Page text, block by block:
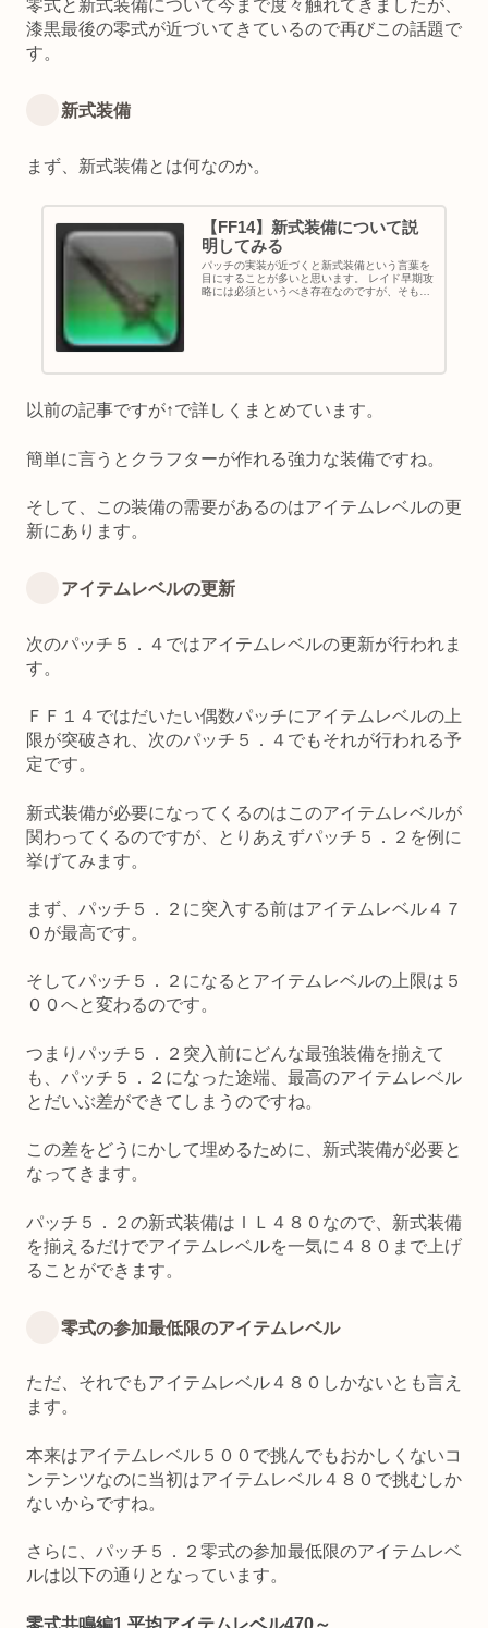
零式と新式装備について今まで度々触れてきましたが、
漆黒最後の零式が近づいてきているので再びこの話題で
す。
新式装備
まず、新式装備とは何なのか。
【FF14】新式装備について説
明してみる
パッチの実装が近づくと新式装備という言葉を
目にすることが多いと思います。 レイド早期攻
略には必須というべき存在なのですが、そもそ
以前の記事ですが↑で詳しくまとめています。
簡単に言うとクラフターが作れる強力な装備ですね。
そして、この装備の需要があるのはアイテムレベルの更
新にあります。
アイテムレベルの更新
次のパッチ５．４ではアイテムレベルの更新が行われま
す。
ＦＦ１４ではだいたい偶数パッチにアイテムレベルの上
限が突破され、次のパッチ５．４でもそれが行われる予
定です。
新式装備が必要になってくるのはこのアイテムレベルが
関わってくるのですが、とりあえずパッチ５．２を例に
挙げてみます。
まず、パッチ５．２に突入する前はアイテムレベル４７
０が最高です。
そしてパッチ５．２になるとアイテムレベルの上限は５
００へと変わるのです。
つまりパッチ５．２突入前にどんな最強装備を揃えて
も、パッチ５．２になった途端、最高のアイテムレベル
とだいぶ差ができてしまうのですね。
この差をどうにかして埋めるために、新式装備が必要と
なってきます。
パッチ５．２の新式装備はＩＬ４８０なので、新式装備
を揃えるだけでアイテムレベルを一気に４８０まで上げ
ることができます。
零式の参加最低限のアイテムレベル
ただ、それでもアイテムレベル４８０しかないとも言え
ます。
本来はアイテムレベル５００で挑んでもおかしくないコ
ンテンツなのに当初はアイテムレベル４８０で挑むしか
ないからですね。
さらに、パッチ５．２零式の参加最低限のアイテムレベ
ルは以下の通りとなっています。
零式共鳴編1 平均アイテムレベル470～